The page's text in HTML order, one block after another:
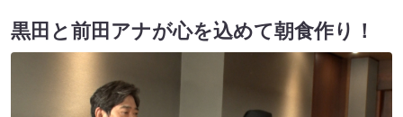
黒田と前田アナが心を込めて朝食作り！